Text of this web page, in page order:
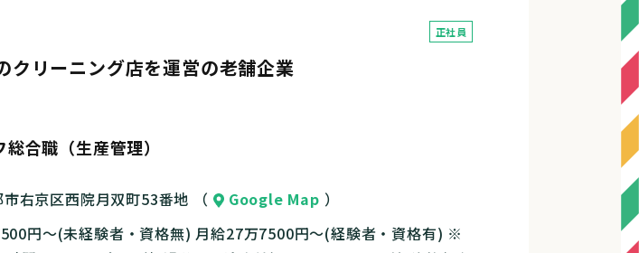
正社員
リーニング店を運営の老舗企業
合職（生産管理）
右京区西院月双町53番地 （ Google Map ）
円～(未経験者・資格無) 月給27万7500円～(経験者・資格有) ※